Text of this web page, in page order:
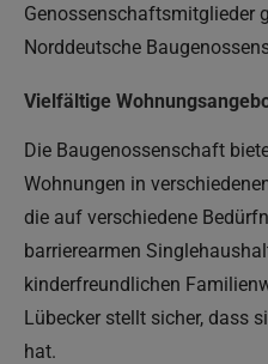
Genossenschaftsmitglieder
Norddeutsche
Vielfältige
Die Baugenossenschaft
Wohnungen in
die auf verschiedene
barrierearmen
kinderfreundlichen
Lübecker stellt sicher, dass
hat.